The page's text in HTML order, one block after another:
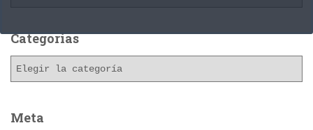
h
o
Categorías
g
Meta